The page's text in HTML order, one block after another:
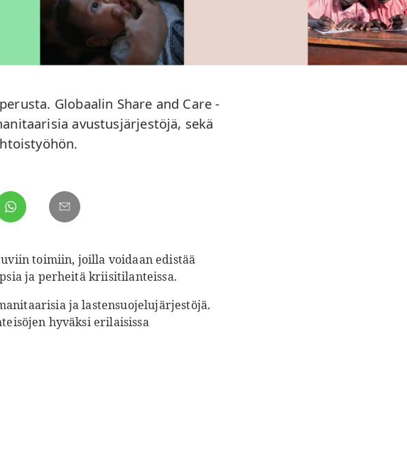
Globaalin Share and Care -
avustusjärjestöjä, sekä
toimiin, joilla voidaan edistää
ja perheitä kriisitilanteissa.
ja lastensuojelujärjestöjä.
hyväksi erilaisissa